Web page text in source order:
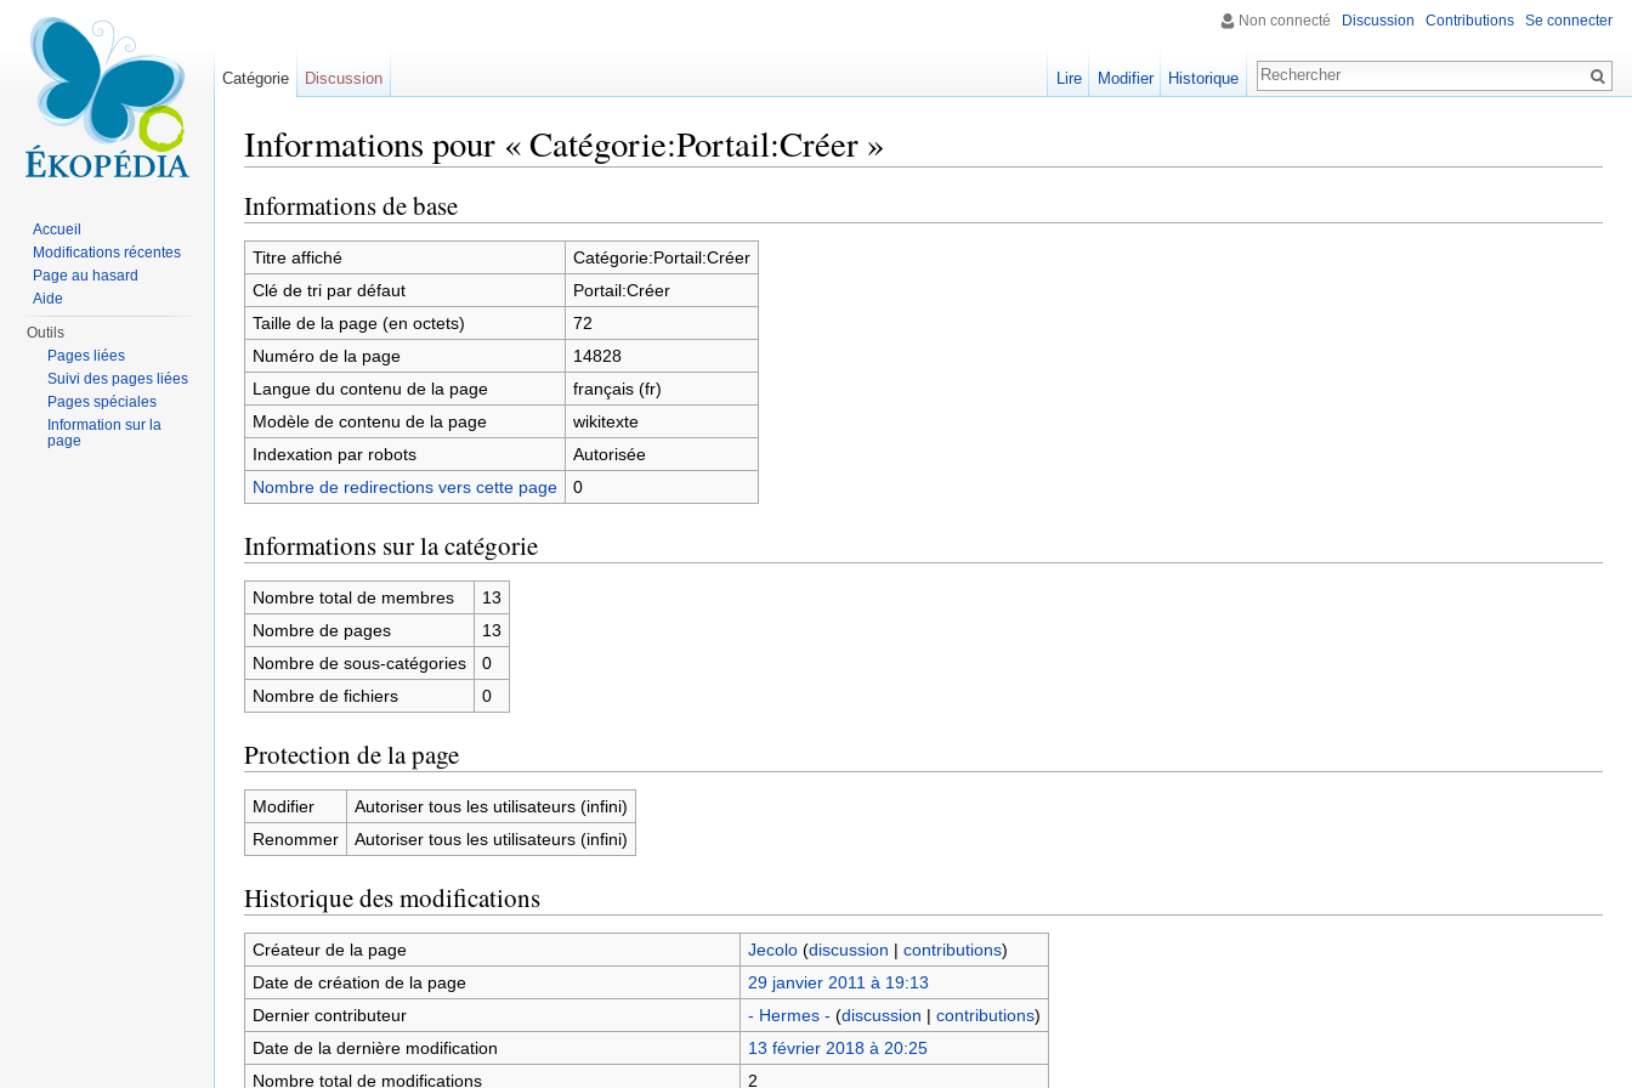
Informations pour « Catégorie:Portail:Créer »
Informations de base
Titre affiché
Catégorie:Portail:Créer
Clé de tri par défaut
Portail:Créer
Taille de la page (en octets)
72
Numéro de la page
14828
Langue du contenu de la page
français (fr)
Modèle de contenu de la page
wikitexte
Indexation par robots
Autorisée
Nombre de redirections vers cette page
0
Informations sur la catégorie
Nombre total de membres
13
Nombre de pages
13
Nombre de sous-catégories
0
Nombre de fichiers
0
Protection de la page
Modifier
Autoriser tous les utilisateurs (infini)
Renommer
Autoriser tous les utilisateurs (infini)
Historique des modifications
Créateur de la page Jecolo (discussion | contributions)
Date de création de la page
29 janvier 2011 à 19:13
Dernier contributeur
- Hermes - (discussion | contributions)
Date de la dernière modification
13 février 2018 à 20:25
Nombre total de modifications
2
Non connecté Discussion Contributions Se connecter
Catégorie Discussion Lire Modifier Historique
Accueil
Modifications récentes
Page au hasard
Aide
Outils
Pages liées
Suivi des pages liées
Pages spéciales
Information sur la
page